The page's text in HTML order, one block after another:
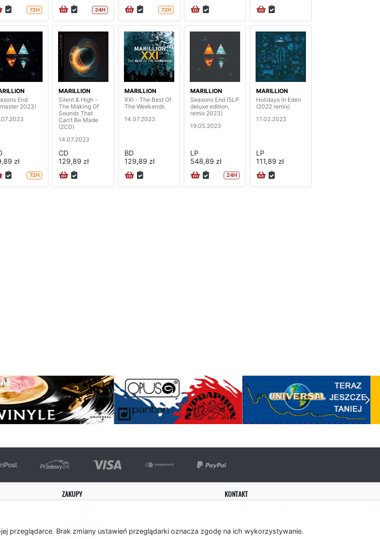
przeglądarce. Brak zmiany ustawień przeglądarki oznacza zgodę na ich wykorzystywanie.
72H 24H 72H
End
2023)
zł
72H
MARILLION
Silent & High -
The Making Of
Sounds That
Can’t Be Made
(2CD)
14.07.2023
CD
129,89 zł
MARILLION
XXI - The Best Of
The Weekends
14.07.2023
BD
129,89 zł
MARILLION
Seasons End (5LP
deluxe edition,
remix 2023)
19.05.2023
LP
548,89 zł
24H
MARILLION
Holidays In Eden
(2022 remix)
17.02.2023
LP
111,89 zł
ZAKUPY
Panel Klienta
KONTAKT